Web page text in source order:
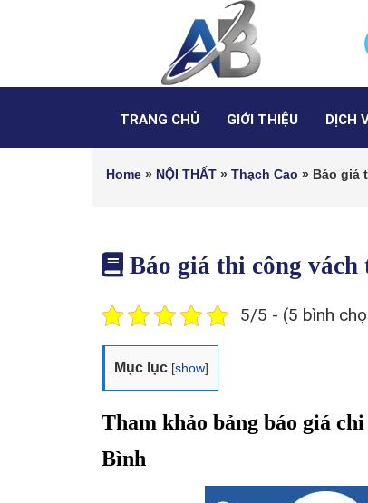
TRANG CHỦ GIỚI THIỆU DỊCH
Home » NỘI THẤT » Thạch Cao » Báo giá
Báo giá thi công vách
5/5 - (5 bình
Mục lục [show]
Tham khảo bảng báo giá
Bình